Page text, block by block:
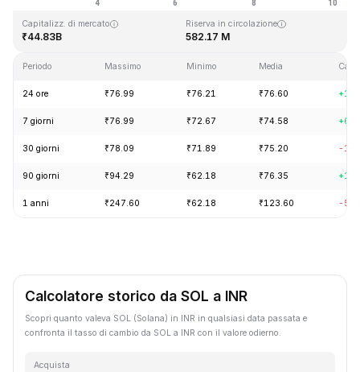
Capitalizz. di mercato
₹44.83B
Riserva in circolazione
582.17 M
Periodo Massimo Minimo Media
24 ore ₹76.99 ₹76.21 ₹76.60
7 giorni ₹76.99 ₹72.67 ₹74.58
30 giorni ₹78.09 ₹71.89 ₹75.20 -
90 giorni ₹94.29 ₹62.18 ₹76.35
1 anni ₹247.60 ₹62.18 ₹123.60 -
Calcolatore storico da SOL a INR
Scopri quanto valeva SOL (Solana) in INR in qualsiasi data passata e
confronta il tasso di cambio da SOL a INR con il valore odierno.
Acquista